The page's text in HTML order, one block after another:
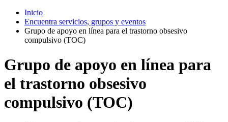
Inicio
Encuentra servicios, grupos y eventos
Grupo de apoyo en línea para el trastorno obsesivo
compulsivo (TOC)
Grupo de apoyo en línea para
el trastorno obsesivo
compulsivo (TOC)